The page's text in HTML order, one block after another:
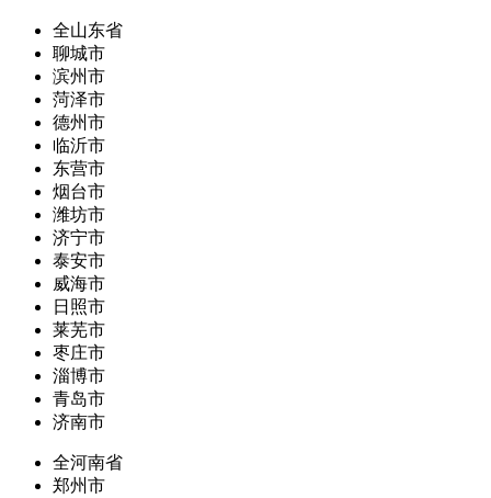
全山东省
聊城市
滨州市
菏泽市
德州市
临沂市
东营市
烟台市
潍坊市
济宁市
泰安市
威海市
日照市
莱芜市
枣庄市
淄博市
青岛市
济南市
全河南省
郑州市